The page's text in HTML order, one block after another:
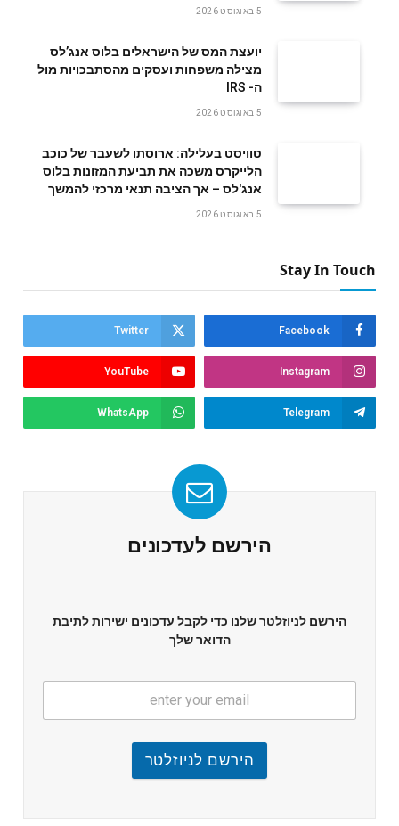
5 באוגוסט 2026
‬ה- IRS
5 באוגוסט 2026
טוויסט בעלילה: ארוסתו לשעבר של כוכב
הלייקרס משכה את תביעת המזונות בלוס
אנג'לס – אך הציבה תנאי מרכזי להמשך
5 באוגוסט 2026
Stay In Touch
Facebook
Twitter
Instagram
YouTube
Telegram
WhatsApp
הירשם לעדכונים
הירשם לניוזלטר שלנו כדי לקבל עדכונים ישירות לתיבת
הדואר שלך
הירשם לניוזלטר